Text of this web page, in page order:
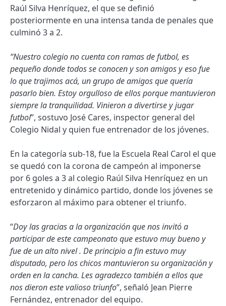
Raúl Silva Henríquez, el que se definió
posteriormente en una intensa tanda de penales que
culminó 3 a 2.
“Nuestro colegio no cuenta con ramas de futbol, es
pequeño donde todos se conocen y son amigos y eso fue
lo que trajimos acá, un grupo de amigos que quería
pasarlo bien. Estoy orgulloso de ellos porque mantuvieron
siempre la tranquilidad. Vinieron a divertirse y jugar
futbol”, sostuvo José Cares, inspector general del
Colegio Nidal y quien fue entrenador de los jóvenes.
En la categoría sub-18, fue la Escuela Real Carol el que
se quedó con la corona de campeón al imponerse
por 6 goles a 3 al colegio Raúl Silva Henríquez en un
entretenido y dinámico partido, donde los jóvenes se
esforzaron al máximo para obtener el triunfo.
“Doy las gracias a la organización que nos invitó a
participar de este campeonato que estuvo muy bueno y
fue de un alto nivel . De principio a fin estuvo muy
disputado, pero los chicos mantuvieron su organización y
orden en la cancha. Les agradezco también a ellos que
nos dieron este valioso triunfo”, señaló Jean Pierre
Fernández, entrenador del equipo.